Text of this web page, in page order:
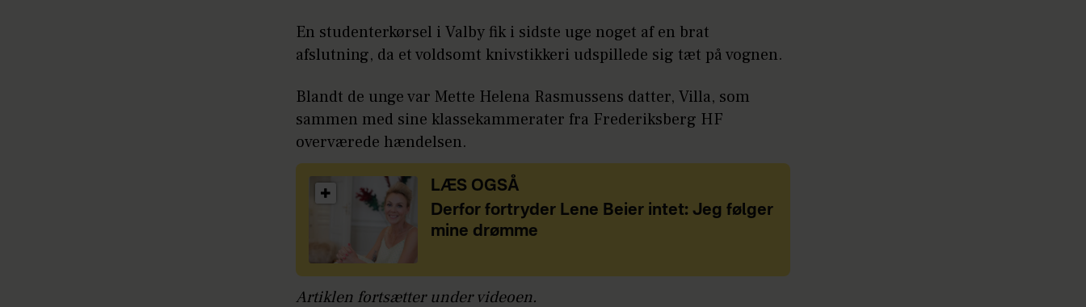
En studenterkørsel i Valby fik i sidste uge noget af en brat
afslutning, da et voldsomt knivstikkeri udspillede sig tæt på vognen.
Blandt de unge var Mette Helena Rasmussens datter, Villa, som
sammen med sine klassekammerater fra Frederiksberg HF
overværede hændelsen.
LÆS OGSÅ
Derfor fortryder Lene Beier intet: Jeg følger
mine drømme
Artiklen fortsætter under videoen.